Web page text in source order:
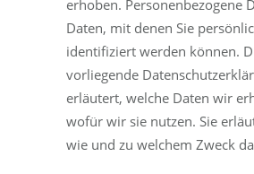
erhoben. Personenbezogene
Daten, mit denen Sie
identifiziert werden können.
vorliegende
erläutert, welche Daten wir
wofür wir sie nutzen. Sie
wie und zu welchem Zweck